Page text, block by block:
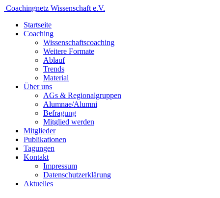
Coachingnetz Wissenschaft e.V.
Startseite
Coaching
Wissenschafts­coaching
Weitere Formate
Ablauf
Trends
Material
Über uns
AGs & Regionalgruppen
Alumnae/Alumni
Befragung
Mitglied werden
Mitglieder
Publikationen
Tagungen
Kontakt
Impressum
Datenschutzerklärung
Aktuelles